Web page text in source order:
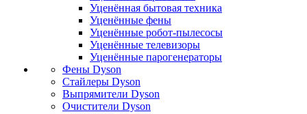
Уценённая бытовая техника
Уценённые фены
Уценённые робот-пылесосы
Уценённые телевизоры
Уценённые парогенераторы
Фены Dyson
Стайлеры Dyson
Выпрямители Dyson
Очистители Dyson